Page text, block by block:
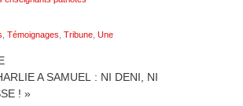
Témoignages Tribune Une
A SAMUEL : NI DENI, NI
! »